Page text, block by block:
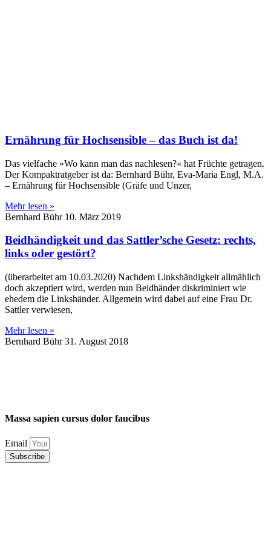
Ernährung für Hochsensible – das Buch ist da!
Das vielfache »Wo kann man das nachlesen?« hat Früchte getragen.
Der Kompaktratgeber ist da: Bernhard Bühr, Eva-Maria Engl, M.A.
– Ernährung für Hochsensible (Gräfe und Unzer,
Mehr lesen »
Bernhard Bühr 10. März 2019
Beidhändigkeit und das Sattler’sche Gesetz: rechts,
links oder gestört?
(überarbeitet am 10.03.2020) Nachdem Linkshändigkeit allmählich
doch akzeptiert wird, werden nun Beidhänder diskriminiert wie
ehedem die Linkshänder. Allgemein wird dabei auf eine Frau Dr.
Sattler verwiesen,
Mehr lesen »
Bernhard Bühr31. August 2018
Massa sapien cursus dolor faucibus
Email
Subscribe